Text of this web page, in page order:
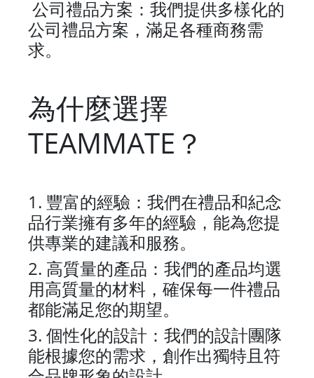
公司禮品方案：我們提供多樣化的
公司禮品方案，滿足各種商務需
求。
為什麼選擇
TEAMMATE ？
1. 豐富的經驗：我們在禮品和紀念
品行業擁有多年的經驗，能為您提
供專業的建議和服務。
2. 高質量的產品：我們的產品均選
用高質量的材料，確保每一件禮品
都能滿足您的期望。
3. 個性化的設計：我們的設計團隊
能根據您的需求，創作出獨特且符